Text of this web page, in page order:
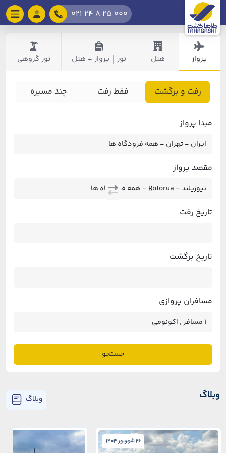
021 24 8 25 000
پرواز هتل تور پرواز + هتل تور گروهی
رفت و برگشت فقط رفت چند مسیره
مبدا پرواز
مقصد پرواز
تاریخ رفت
تاریخ برگشت
مسافران پروازی
جستجو
وبلاگ وبلاگ
26 شهریور 1404